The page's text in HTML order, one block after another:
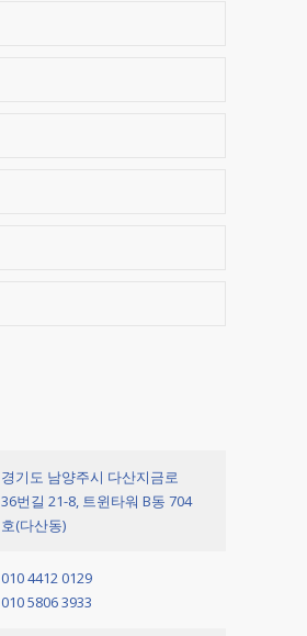
경기도 남양주시 다산지금로
36번길 21-8, 트윈타워 B동 704
호(다산동)
010 4412 0129
010 5806 3933